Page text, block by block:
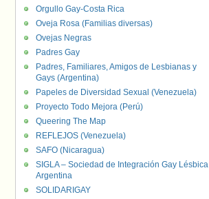
Orgullo Gay-Costa Rica
Oveja Rosa (Familias diversas)
Ovejas Negras
Padres Gay
Padres, Familiares, Amigos de Lesbianas y
Gays (Argentina)
Papeles de Diversidad Sexual (Venezuela)
Proyecto Todo Mejora (Perú)
Queering The Map
REFLEJOS (Venezuela)
SAFO (Nicaragua)
SIGLA – Sociedad de Integración Gay Lésbica
Argentina
SOLIDARIGAY